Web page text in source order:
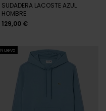
SUDADERA LACOSTE AZUL
HOMBRE
129,00 €
Nuevo